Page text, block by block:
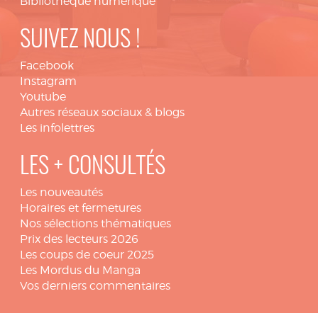
SUIVEZ NOUS !
Facebook
Instagram
Youtube
Autres réseaux sociaux & blogs
Les infolettres
LES + CONSULTÉS
Les nouveautés
Horaires et fermetures
Nos sélections thématiques
Prix des lecteurs 2026
Les coups de coeur 2025
Les Mordus du Manga
Vos derniers commentaires